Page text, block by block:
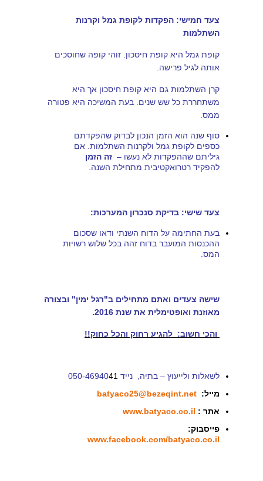
צעד חמישי: הפקדות לקופת גמל וקרנות
השתלמות
קופת גמל היא קופת חיסכון. זוהי קופה שחוסכים
אותה לגיל פרישה.
קרן השתלמות גם היא קופת חיסכון אך היא
משתחררת כל שש שנים. בעת המשיכה היא פטורה
ממס.
סוף שנה הוא הזמן הנכון לבדוק שהפקדתם
כספים לקופת גמל ולקרנות השתלמות. אם
גיליתם שההפקדות לא נעשו – זה הזמן
להפקיד רטרואקטיבית מתחילת השנה.
צעד שישי: בדיקת סנכרון המערכות:
בעת החתימה על הדוח השנתי ודאו שסכום
ההכנסות המועבר בדוח זהה בכל שלוש רשויות
המס.
שישה צעדים ואתם מתחילים ב"רגל ימין" ובצורה
מאוזנת ואופטימלית את שנת 2016.
והכי חשוב: להגיע רחוק והכל כחוק!!
לשאלות ולייעוץ – בתיה, נייד 050-46940 41
מייל: batyaco25@bezeqint.net
אתר : www.batyaco.co.il
פייסבוק:
www.facebook.com/batyaco.co.il